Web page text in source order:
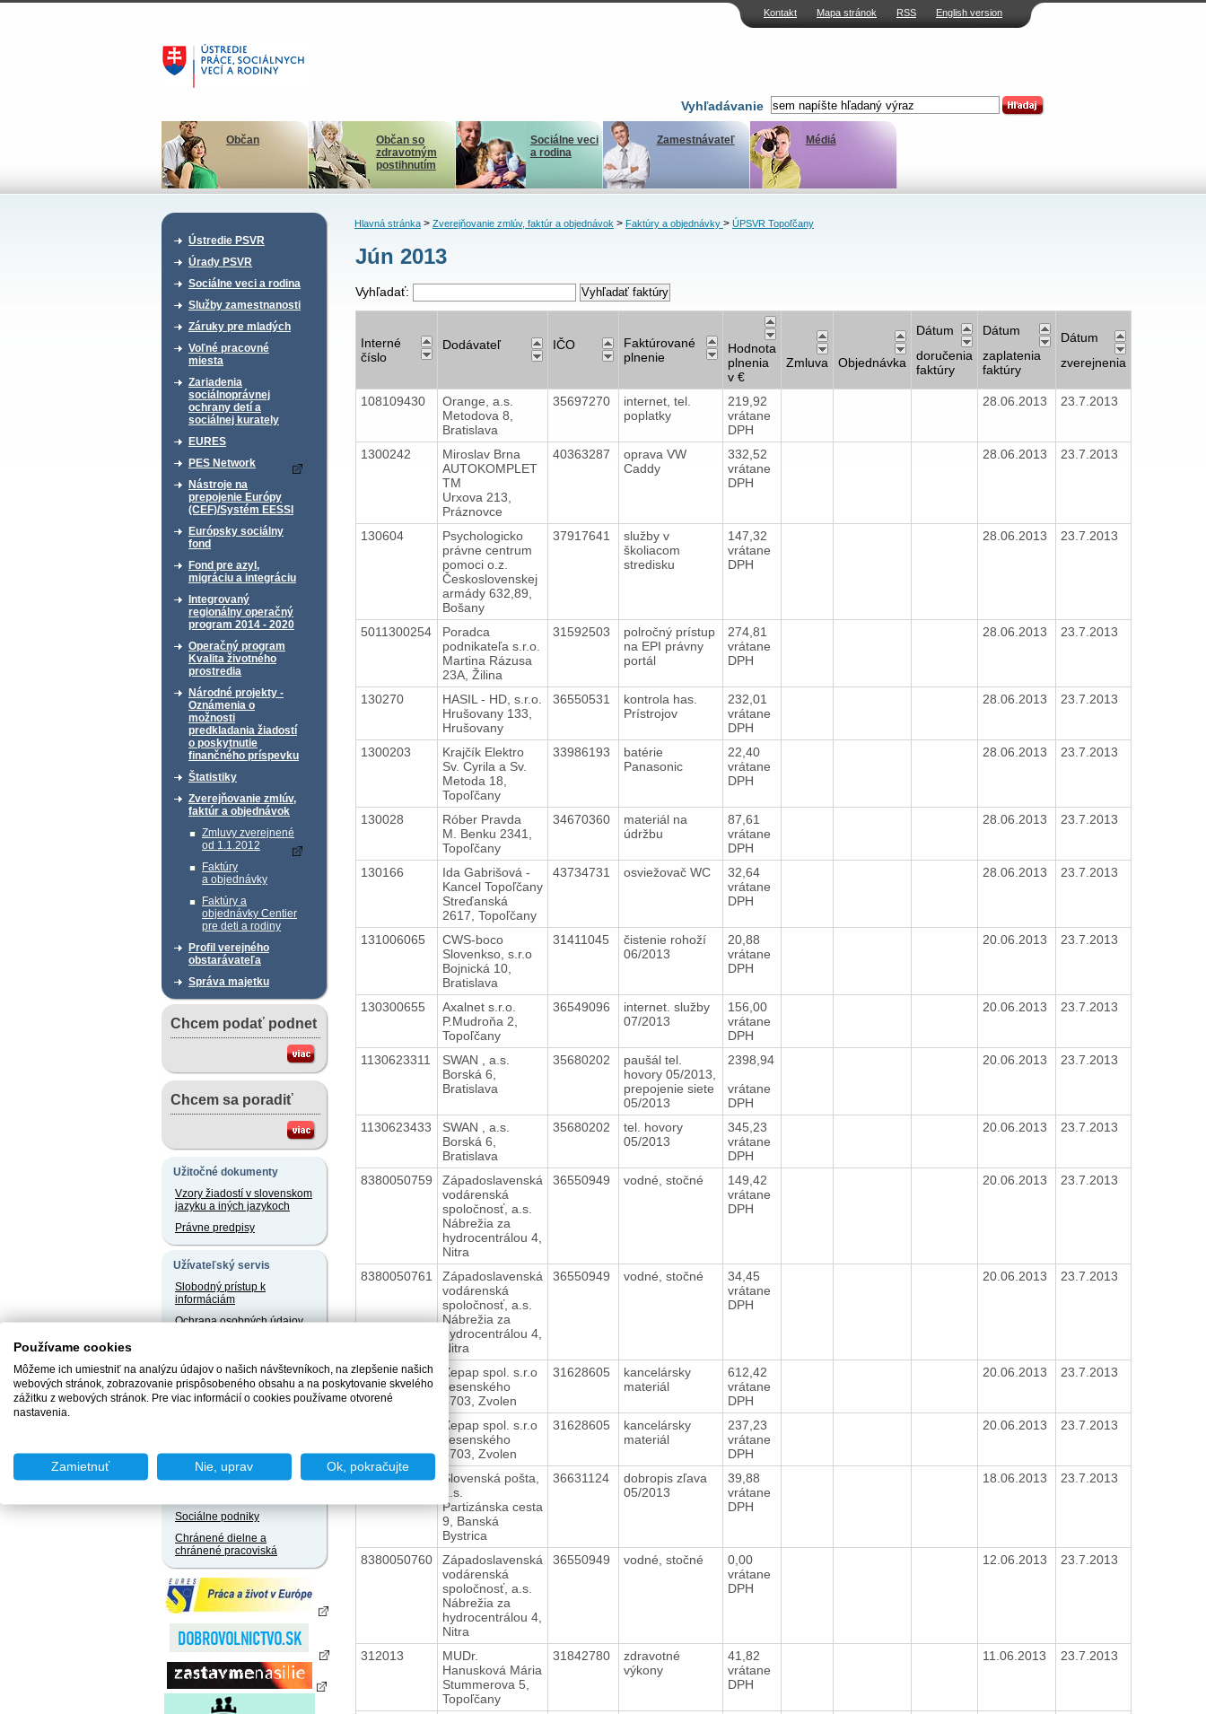
Kontakt Mapa stránok RSS English version
Vyhľadávanie
Občan
Občan so
zdravotným
postihnutím
Sociálne veci
a rodina
Zamestnávateľ Médiá
Ústredie PSVR
Úrady PSVR
Sociálne veci a rodina
Služby zamestnanosti
Záruky pre mladých
Voľné pracovné
miesta
Zariadenia
sociálnoprávnej
ochrany detí a
sociálnej kurately
EURES
PES Network
Nástroje na
prepojenie Európy
(CEF)/Systém EESSI
Európsky sociálny
fond
Fond pre azyl,
migráciu a integráciu
Integrovaný
regionálny operačný
program 2014 - 2020
Operačný program
Kvalita životného
prostredia
Národné projekty -
Oznámenia o
možnosti
predkladania žiadostí
o poskytnutie
finančného príspevku
Štatistiky
Zverejňovanie zmlúv,
faktúr a objednávok
Zmluvy zverejnené
od 1.1.2012
Faktúry
a objednávky
Faktúry a
objednávky Centier
pre deti a rodiny
Profil verejného
obstarávateľa
Správa majetku
Chcem podať podnet
Chcem sa poradiť
Užitočné dokumenty
Vzory žiadostí v slovenskom
jazyku a iných jazykoch
Právne predpisy
Užívateľský servis
Slobodný prístup k
informáciám
Ochrana osobných údajov
Naše registre
zamestnávania
Agentúry dočasného
Sociálne podniky
Chránené dielne a
chránené pracoviská
Hlavná stránka> Zverejňovanie zmlúv, faktúr a objednávok> Faktúry a objednávky > ÚPSVR Topoľčany
Jún 2013
Vyhľadať:
Interné
číslo
Dodávateľ IČO
Faktúrované
plnenie
Hodnota
plnenia
v €
Zmluva Objednávka
Dátum
doručenia
faktúry
Dátum
zaplatenia
faktúry
Dátum
zverejnenia
108109430
Orange, a.s.
Metodova 8,
Bratislava
35697270
internet, tel.
poplatky
219,92
vrátane
DPH
28.06.2013 23.7.2013
1300242
Miroslav Brna
AUTOKOMPLET
TM
Urxova 213,
Práznovce
40363287
oprava VW
Caddy
332,52
vrátane
DPH
28.06.2013 23.7.2013
130604
Psychologicko
právne centrum
pomoci o.z.
Československej
armády 632,89,
Bošany
37917641
služby v
školiacom
stredisku
147,32
vrátane
DPH
28.06.2013 23.7.2013
5011300254
Poradca
podnikateľa s.r.o.
Martina Rázusa
23A, Žilina
31592503
polročný prístup
na EPI právny
portál
274,81
vrátane
DPH
28.06.2013 23.7.2013
130270
HASIL - HD, s.r.o.
Hrušovany 133,
Hrušovany
36550531
kontrola has.
Prístrojov
232,01
vrátane
DPH
28.06.2013 23.7.2013
1300203
Krajčík Elektro
Sv. Cyrila a Sv.
Metoda 18,
Topoľčany
33986193
batérie
Panasonic
22,40
vrátane
DPH
28.06.2013 23.7.2013
130028
Róber Pravda
M. Benku 2341,
Topoľčany
34670360
materiál na
údržbu
87,61
vrátane
DPH
28.06.2013 23.7.2013
130166
Ida Gabrišová -
Kancel Topoľčany
Streďanská
2617, Topoľčany
43734731 osviežovač WC
32,64
vrátane
DPH
28.06.2013 23.7.2013
131006065
CWS-boco
Slovenkso, s.r.o
Bojnická 10,
Bratislava
31411045
čistenie rohoží
06/2013
20,88
vrátane
DPH
20.06.2013 23.7.2013
130300655
Axalnet s.r.o.
P.Mudroňa 2,
Topoľčany
36549096
internet. služby
07/2013
156,00
vrátane
DPH
20.06.2013 23.7.2013
1130623311
SWAN , a.s.
Borská 6,
Bratislava
35680202
paušál tel.
hovory 05/2013,
prepojenie siete
05/2013
2398,94
vrátane
DPH
20.06.2013 23.7.2013
1130623433
SWAN , a.s.
Borská 6,
Bratislava
35680202
tel. hovory
05/2013
345,23
vrátane
DPH
20.06.2013 23.7.2013
8380050759
Západoslavenská
vodárenská
spoločnosť, a.s.
Nábrežia za
hydrocentrálou 4,
Nitra
36550949 vodné, stočné
149,42
vrátane
DPH
20.06.2013 23.7.2013
8380050761
Západoslavenská
vodárenská
spoločnosť, a.s.
Nábrežia za
hydrocentrálou 4,
Nitra
36550949 vodné, stočné
34,45
vrátane
DPH
20.06.2013 23.7.2013
1301103593
Xepap spol. s.r.o
Jesenského
4703, Zvolen
31628605
kancelársky
materiál
612,42
vrátane
DPH
20.06.2013 23.7.2013
Xepap spol. s.r.o
Jesenského
4703, Zvolen
31628605
kancelársky
materiál
237,23
vrátane
DPH
20.06.2013 23.7.2013
9000682277
Slovenská pošta,
a.s.
Partizánska cesta
9, Banská
Bystrica
36631124
dobropis zľava
05/2013
39,88
vrátane
DPH
18.06.2013 23.7.2013
8380050760
Západoslavenská
vodárenská
spoločnosť, a.s.
Nábrežia za
hydrocentrálou 4,
Nitra
36550949 vodné, stočné
0,00
vrátane
DPH
12.06.2013 23.7.2013
312013
MUDr.
Hanusková Mária
Stummerova 5,
Topoľčany
31842780
zdravotné
výkony
41,82
vrátane
DPH
11.06.2013 23.7.2013
Používame cookies
Môžeme ich umiestniť na analýzu údajov o našich návštevníkoch, na zlepšenie našich
webových stránok, zobrazovanie prispôsobeného obsahu a na poskytovanie skvelého
zážitku z webových stránok. Pre viac informácií o cookies používame otvorené
nastavenia.
Zamietnuť Nie, uprav Ok, pokračujte